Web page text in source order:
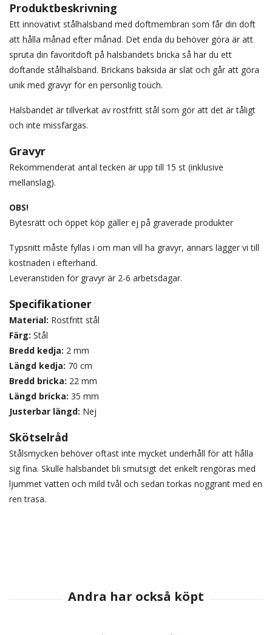
Produktbeskrivning
Ett innovativt stålhalsband med doftmembran som får din doft
att hålla månad efter månad. Det enda du behöver göra är att
spruta din favoritdoft på halsbandets bricka så har du ett
doftande stålhalsband. Brickans baksida är slät och går att göra
unik med gravyr för en personlig touch.
Halsbandet är tillverkat av rostfritt stål som gör att det är tåligt
och inte missfärgas.
Gravyr
Rekommenderat antal tecken är upp till 15 st (inklusive
mellanslag).
OBS!
Bytesrätt och öppet köp gäller ej på graverade produkter
Typsnitt måste fyllas i om man vill ha gravyr, annars lägger vi till
kostnaden i efterhand.
Leveranstiden för gravyr är 2-6 arbetsdagar.
Specifikationer
Material: Rostfritt stål
Färg: Stål
Bredd kedja: 2 mm
Längd kedja: 70 cm
Bredd bricka: 22 mm
Längd bricka: 35 mm
Justerbar längd: Nej
Skötselråd
Stålsmycken behöver oftast inte mycket underhåll för att hålla
sig fina. Skulle halsbandet bli smutsigt det enkelt rengöras med
ljummet vatten och mild tvål och sedan torkas noggrant med en
ren trasa.